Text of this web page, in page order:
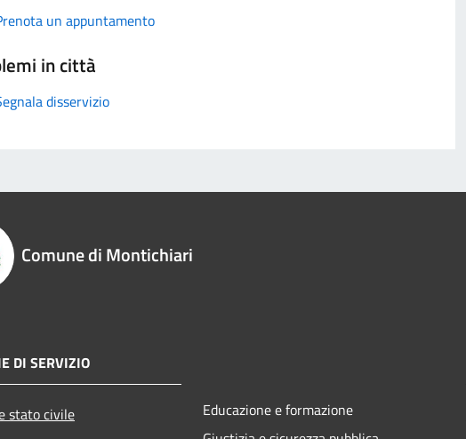
un appuntamento
in città
disservizio
Comune di Montichiari
DI SERVIZIO
stato civile
Educazione e formazione